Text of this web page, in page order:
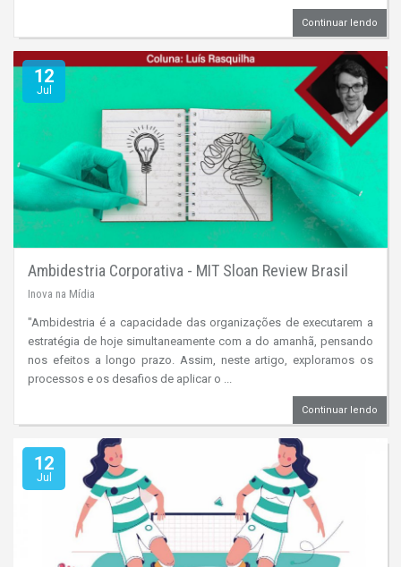
Continuar lendo
12
Jul
Ambidestria Corporativa - MIT Sloan Review Brasil
Inova na Mídia
"Ambidestria é a capacidade das organizações de executarem a
estratégia de hoje simultaneamente com a do amanhã, pensando
nos efeitos a longo prazo. Assim, neste artigo, exploramos os
processos e os desafios de aplicar o ...
Continuar lendo
12
Jul